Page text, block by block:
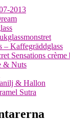
2013
– Kaffegräddglass
Sensations crème
& Nuts
& Hallon
Sutra